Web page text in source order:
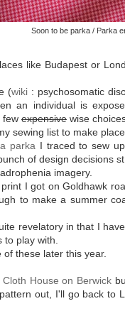
Soon to be parka / Parka
like Budapest or
(wiki : psychosomatic
an individual is
few expensive wise
sewing list to make
parkaI traced to sew
of design decisions
imagery.
I got on Goldhawk
to make a summer
revelatory in that I
to play with.
these later this year.
Cloth House on Berwick
out, I'll go back to